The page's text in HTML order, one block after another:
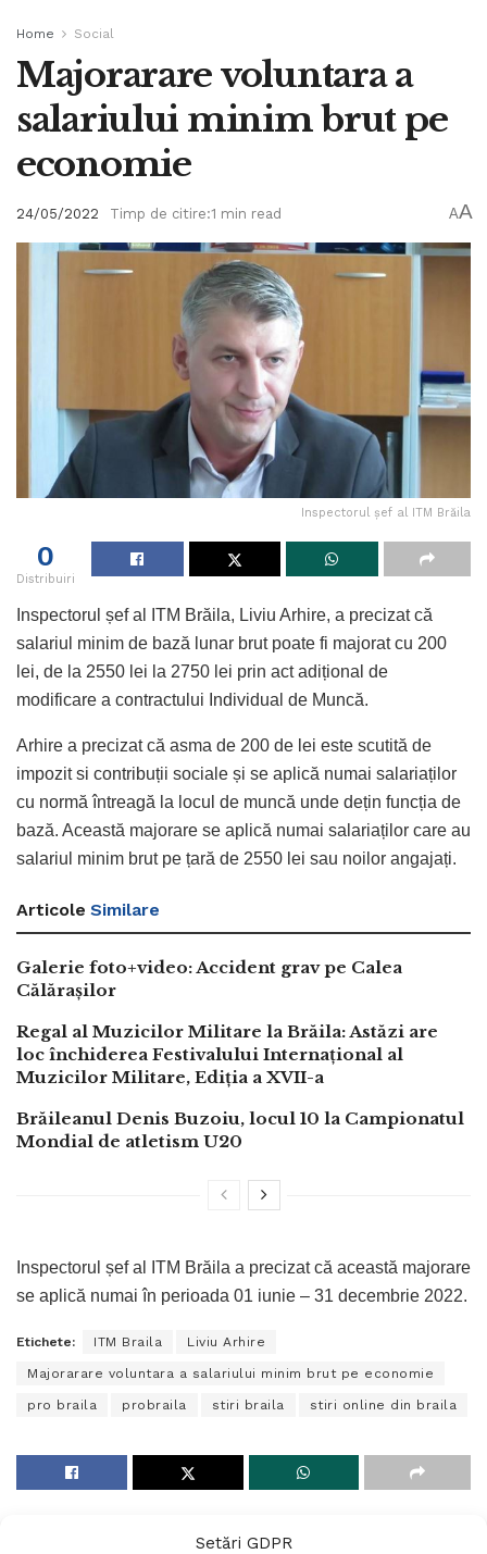
Setări GDPR
Home Social
Majorarare voluntara a
salariului minim brut pe
economie
24/05/2022 Timp de citire:1 min read AA
Inspectorul șef al ITM Brăila
0
Distribuiri
Inspectorul șef al ITM Brăila, Liviu Arhire, a precizat că
salariul minim de bază lunar brut poate fi majorat cu 200
lei, de la 2550 lei la 2750 lei prin act adițional de
modificare a contractului Individual de Muncă.
Arhire a precizat că asma de 200 de lei este scutită de
impozit si contribuții sociale și se aplică numai salariaților
cu normă întreagă la locul de muncă unde dețin funcția de
bază. Această majorare se aplică numai salariaților care au
salariul minim brut pe țară de 2550 lei sau noilor angajați.
Articole Similare
Galerie foto+video: Accident grav pe Calea
Călărașilor
Regal al Muzicilor Militare la Brăila: Astăzi are
loc închiderea Festivalului Internațional al
Muzicilor Militare, Ediția a XVII-a
Brăileanul Denis Buzoiu, locul 10 la Campionatul
Mondial de atletism U20
Inspectorul șef al ITM Brăila a precizat că această majorare
se aplică numai în perioada 01 iunie – 31 decembrie 2022.
Etichete: ITM Braila Liviu Arhire
Majorarare voluntara a salariului minim brut pe economie
pro braila probraila stiri braila stiri online din braila